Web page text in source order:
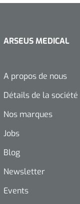
ARSEUS MEDICAL
A propos de nous
Détails de la société
Nos marques
Jobs
Blog
Newsletter
Events